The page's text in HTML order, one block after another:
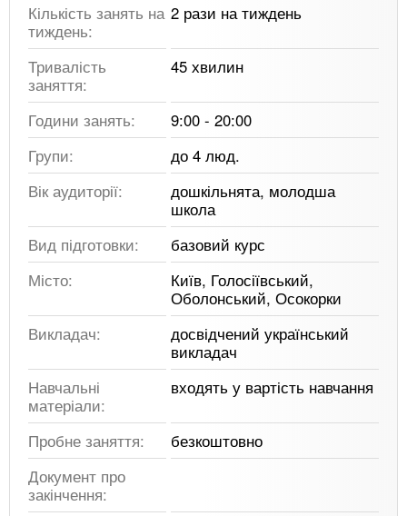
Кількість занять на
тиждень:
2 рази на тиждень
Тривалість
заняття:
45 хвилин
Години занять:
9:00 - 20:00
Групи:
до 4 люд.
Вік аудиторії:
дошкільнята, молодша
школа
Вид підготовки:
базовий курс
Місто:
Київ, Голосіївський,
Оболонський, Осокорки
Викладач:
досвідчений український
викладач
Навчальні
матеріали:
входять у вартість навчання
Пробне заняття:
безкоштовно
Документ про
закінчення: